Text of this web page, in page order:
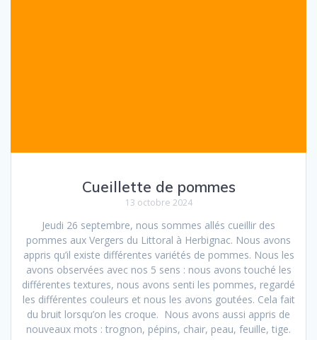
Cueillette de pommes
13 octobre 2024
Jeudi 26 septembre, nous sommes allés cueillir des
pommes aux Vergers du Littoral à Herbignac. Nous avons
appris qu’il existe différentes variétés de pommes. Nous les
avons observées avec nos 5 sens : nous avons touché les
différentes textures, nous avons senti les pommes, regardé
les différentes couleurs et nous les avons goutées. Cela fait
du bruit lorsqu’on les croque. Nous avons aussi appris de
nouveaux mots : trognon, pépins, chair, peau, feuille, tige.